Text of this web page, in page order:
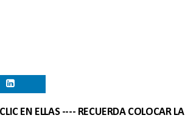
EN ELLAS ---- RECUERDA COLOCAR LA